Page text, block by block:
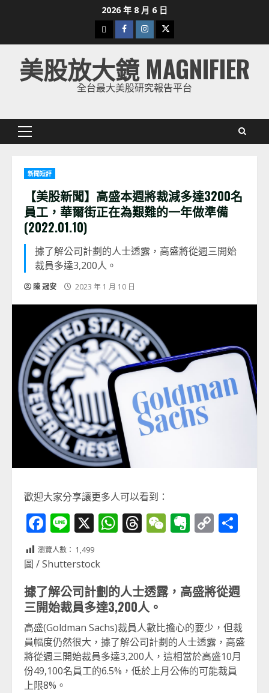
2026 年 8 月 6 日
下
載
美
股
Facebook
Instagram
Twitter
美股放大鏡 MAGNIFIER
全台最大美股研究報告平台
Primary
新聞短評
【美股新聞】高盛本週將裁減多達3200名
員工，華爾街正在為艱難的一年做準備
(2022.01.10)
據了解公司計劃的人士透露，高盛將從週三開始
裁員多達3,200人。
陳 冠安 2023 年 1 月 10 日
歡迎大家分享讓更多人可以看到：
Facebook
Line
X WhatsApp
Threads
WeChat
Evernote
Copy
瀏覽人數： 1,499
圖 / Shutterstock
據了解公司計劃的人士透露，高盛將從週
三開始裁員多達3,200人。
高盛(Goldman Sachs)裁員人數比擔心的要少，但裁
員幅度仍然很大，據了解公司計劃的人士透露，高盛
將從週三開始裁員多達3,200人，這相當於高盛10月
份49,100名員工的6.5%，低於上月公佈的可能裁員
上限8%。